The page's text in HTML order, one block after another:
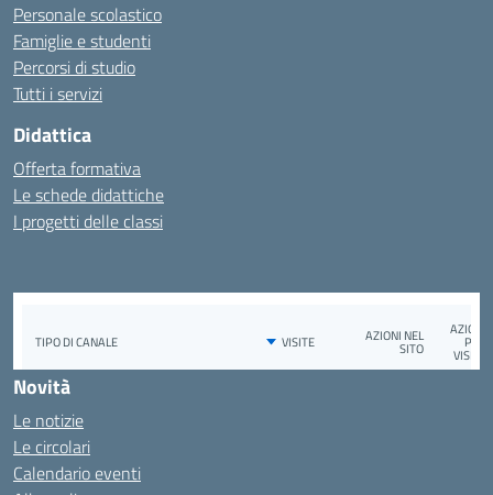
Personale scolastico
Famiglie e studenti
Percorsi di studio
Tutti i servizi
Didattica
Offerta formativa
Le schede didattiche
I progetti delle classi
Novità
Le notizie
Le circolari
Calendario eventi